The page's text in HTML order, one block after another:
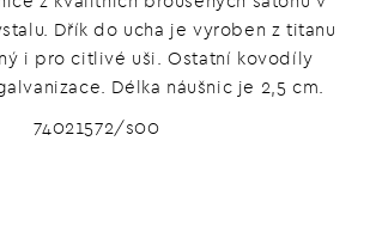
Dřík do ucha je vyroben z titanu
i pro citlivé uši. Ostatní kovodíly
Délka náušnic je 2,5 cm.
74021572/s00